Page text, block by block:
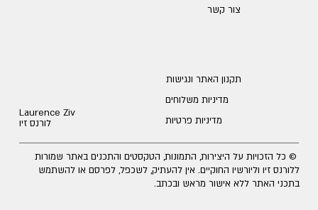
צור קשר
Laurence Ziv
לורנס זיו
תקנון האתר ונגישות
מדיניות משלוחים
מדיניות פרטיות
© כל הזכויות על היצירות, התמונות, הטקסטים והתכנים באתר שמורות
ללורנס זיו וליורשיו החוקיים. אין להעתיק, לשכפל, לפרסם או להשתמש
בתכני האתר ללא אישור מראש ובכתב.